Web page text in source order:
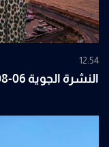
12:54
النشرة الجوية 06-08-2026